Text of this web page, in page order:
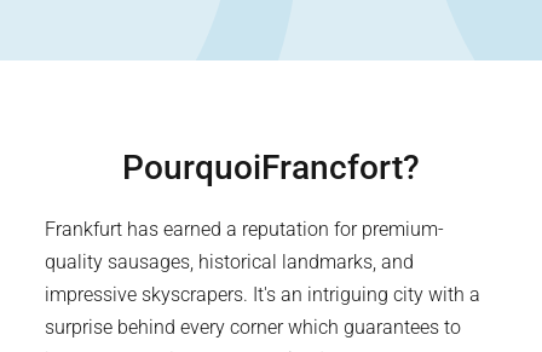
PourquoiFrancfort?
Frankfurt has earned a reputation for premium-
quality sausages, historical landmarks, and
impressive skyscrapers. It's an intriguing city with a
surprise behind every corner which guarantees to